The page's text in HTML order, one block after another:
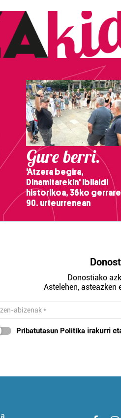
Gure berri.
'Atzera begira,
Dinamitarekin' ibilaldi
historikoa, 36ko
90. urteurrenean
Donostiako
Astelehen,
Pribatutasun Politika irakurri